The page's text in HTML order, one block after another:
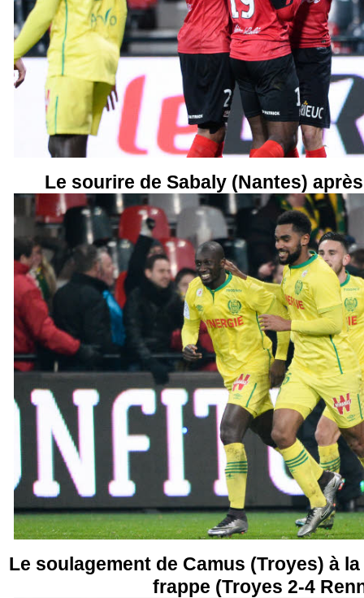
Le sourire de Sabaly (Nantes)
Le soulagement de Camus (Troyes) à
frappe (Troyes 2-4